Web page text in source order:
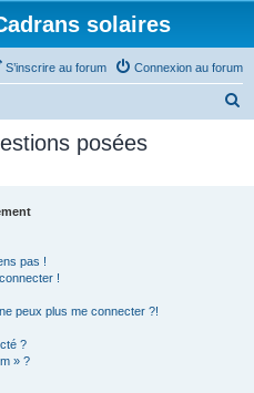
solaires
Connexion au forum
S’inscrire au forum
posées
pas !
!
peux plus me connecter ?!
?
» ?